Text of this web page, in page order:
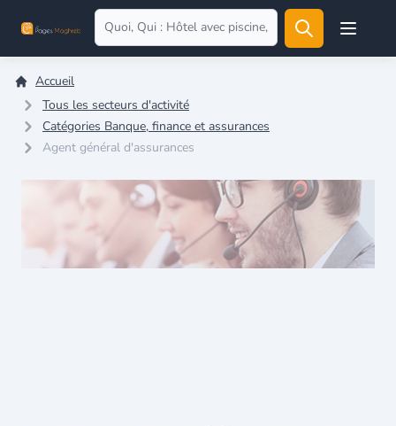
Open
Accueil
Tous les secteurs d'activité
Catégories Banque, finance et assurances
Agent général d'assurances